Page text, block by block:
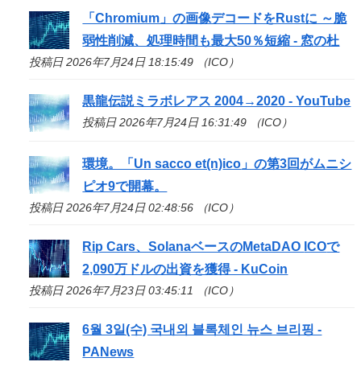
「Chromium」の画像デコードをRustに ～脆
弱性削減、処理時間も最大50％短縮 - 窓の杜
投稿日 2026年7月24日 18:15:49 （ICO）
黒龍伝説ミラボレアス 2004→2020 - YouTube
投稿日 2026年7月24日 16:31:49 （ICO）
環境。「Un sacco et(n)ico 」の第3回がムニシ
ピオ9で開幕。
投稿日 2026年7月24日 02:48:56 （ICO）
Rip Cars、SolanaベースのMetaDAO ICOで
2,090万ドルの出資を獲得 - KuCoin
投稿日 2026年7月23日 03:45:11 （ICO）
6월 3일(수) 국내외 블록체인 뉴스 브리핑 -
PANews